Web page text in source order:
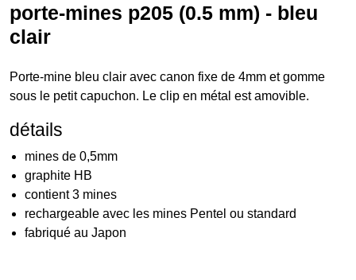
porte-mines p205 (0.5 mm) - bleu
clair
Porte-mine bleu clair avec canon fixe de 4mm et gomme
sous le petit capuchon. Le clip en métal est amovible.
détails
mines de 0,5mm
graphite HB
contient 3 mines
rechargeable avec les mines Pentel ou standard
fabriqué au Japon